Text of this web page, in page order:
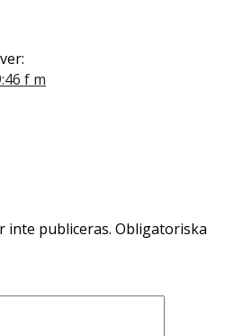
f m
inte publiceras. Obligatoriska